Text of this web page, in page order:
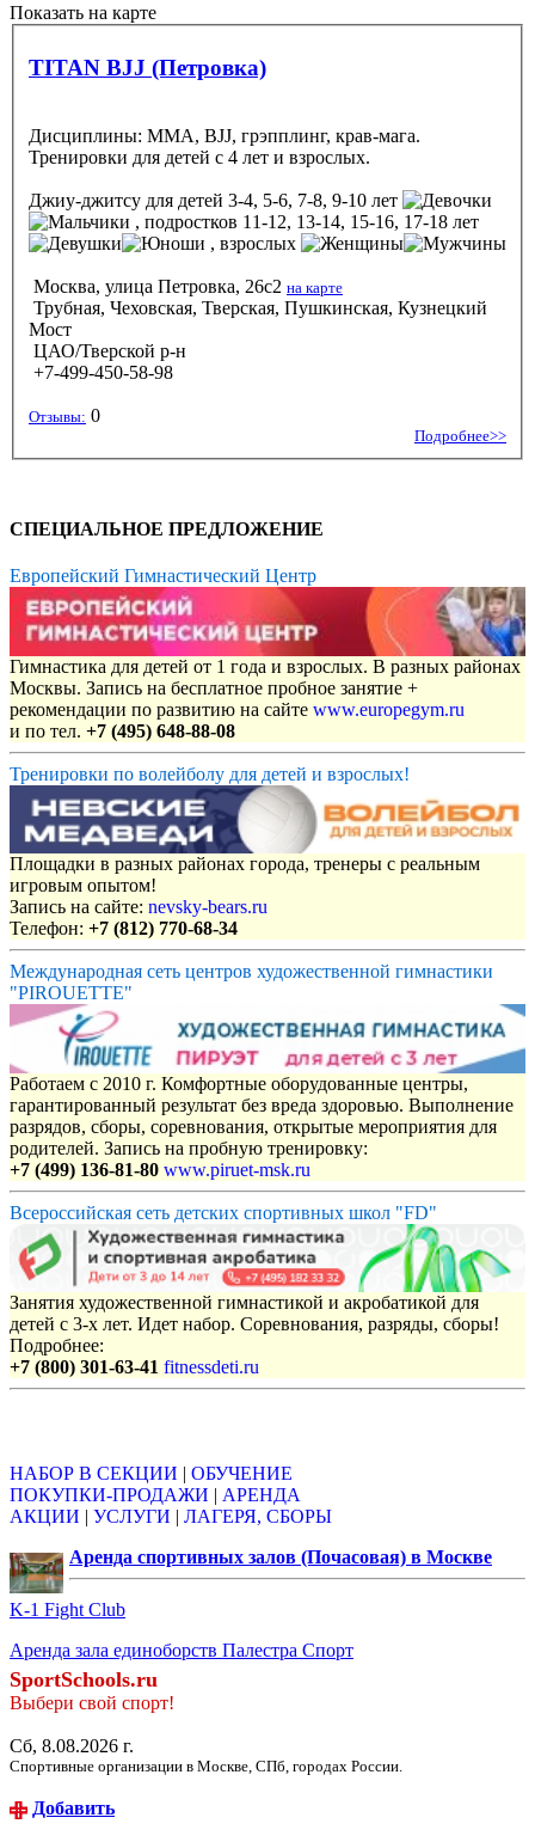
Показать на карте
TITAN BJJ (Петровка)
Дисциплины: ММА, BJJ, грэпплинг, крав-мага.
Тренировки для детей с 4 лет и взрослых.
Джиу-джитсу для детей 3-4, 5-6, 7-8, 9-10 лет
, подростков 11-12, 13-14, 15-16, 17-18 лет
, взрослых
Москва, улица Петровка, 26с2 на карте
Трубная, Чеховская, Тверская, Пушкинская, Кузнецкий
Мост
ЦАО/Тверской р-н
+7-499-450-58-98
Отзывы: 0
Подробнее>>
СПЕЦИАЛЬНОЕ ПРЕДЛОЖЕНИЕ
Европейский Гимнастический Центр
Гимнастика для детей от 1 года и взрослых. В разных районах
Москвы. Запись на бесплатное пробное занятие +
рекомендации по развитию на сайте www.europegym.ru
и по тел. +7 (495) 648-88-08
Тренировки по волейболу для детей и взрослых!
Площадки в разных районах города, тренеры с реальным
игровым опытом!
Запись на сайте: nevsky-bears.ru
Телефон: +7 (812) 770-68-34
Международная сеть центров художественной гимнастики
"PIROUETTE"
Работаем с 2010 г. Комфортные оборудованные центры,
гарантированный результат без вреда здоровью. Выполнение
разрядов, сборы, соревнования, открытые мероприятия для
родителей. Запись на пробную тренировку:
+7 (499) 136-81-80 www.piruet-msk.ru
Всероссийская сеть детских спортивных школ "FD"
Занятия художественной гимнастикой и акробатикой для
детей с 3-х лет. Идет набор. Соревнования, разряды, сборы!
Подробнее:
+7 (800) 301-63-41 fitnessdeti.ru
НАБОР В СЕКЦИИ | ОБУЧЕНИЕ
ПОКУПКИ-ПРОДАЖИ | АРЕНДА
АКЦИИ | УСЛУГИ | ЛАГЕРЯ, СБОРЫ
Аренда спортивных залов (Почасовая) в Москве
K-1 Fight Club
Аренда зала единоборств Палестра Спорт
SportSchools.ru
Выбери свой спорт!
Сб, 8.08.2026 г.
Спортивные организации в Москве, СПб, городах России.
Добавить